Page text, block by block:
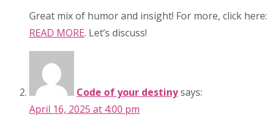
Great mix of humor and insight! For more, click here:
READ MORE. Let’s discuss!
Code of your destinysays:
April 16, 2025 at 4:00 pm